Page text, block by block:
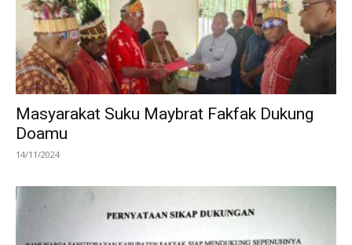
Masyarakat Suku Maybrat Fakfak Dukung
Doamu
14/11/2024